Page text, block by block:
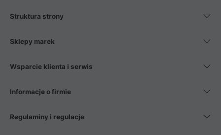
Struktura strony
Sklepy marek
Wsparcie klienta i serwis
Informacje o firmie
Regulaminy i regulacje